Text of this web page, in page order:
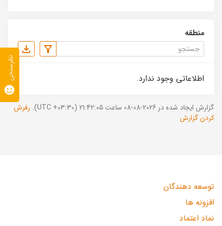
منطقه
اطلاعاتی وجود ندارد.
گزارش ایجاد شده در 2026-08-08 ساعت 21:42:05 (UTC +03:30).
رفرش
کردن گزارش
توسعه دهندگان
افزونه ها
نماد اعتماد
نظرسنجی